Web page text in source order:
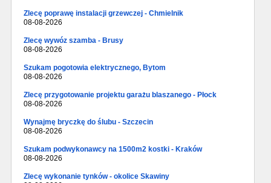
Zlecę poprawę instalacji grzewczej - Chmielnik
08-08-2026
Zlecę wywóz szamba - Brusy
08-08-2026
Szukam pogotowia elektrycznego, Bytom
08-08-2026
Zlecę przygotowanie projektu garażu blaszanego - Płock
08-08-2026
Wynajmę bryczkę do ślubu - Szczecin
08-08-2026
Szukam podwykonawcy na 1500m2 kostki - Kraków
08-08-2026
Zlecę wykonanie tynków - okolice Skawiny